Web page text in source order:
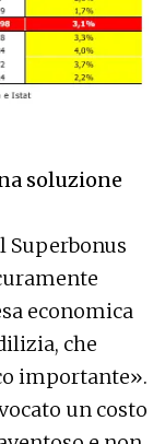
soluzione
Superbonus
economica
che
importante».
un costo